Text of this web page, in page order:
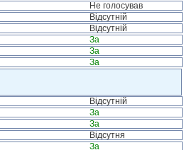
Не голосував
Відсутній
Відсутній
За
За
За
Відсутній
За
За
Відсутня
За